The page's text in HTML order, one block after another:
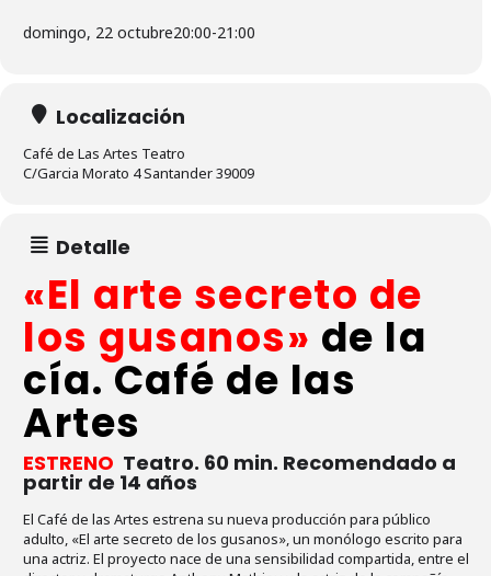
domingo, 22 octubre20:00-21:00
Localización
Café de Las Artes Teatro
C/Garcia Morato 4 Santander 39009
Detalle
«El arte secreto de
los gusanos» de la
cía. Café de las
Artes
ESTRENO Teatro. 60 min. Recomendado a
partir de 14 años
El Café de las Artes estrena su nueva producción para público
adulto, «El arte secreto de los gusanos», un monólogo escrito para
una actriz. El proyecto nace de una sensibilidad compartida, entre el